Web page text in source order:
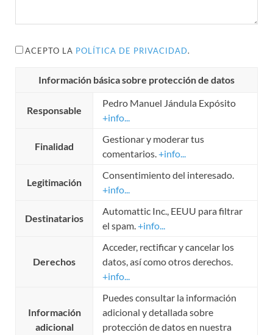
ACEPTO LA POLÍTICA DE PRIVACIDAD.
Información básica sobre protección de datos
Responsable
Pedro Manuel Jándula Expósito
+info...
Finalidad
Gestionar y moderar tus
comentarios.+info...
Legitimación
Consentimiento del interesado.
+info...
Destinatarios
Automattic Inc., EEUU para filtrar
el spam.+info...
Derechos
Acceder, rectificar y cancelar los
datos, así como otros derechos.
+info...
Información
adicional
Puedes consultar la información
adicional y detallada sobre
protección de datos en nuestra